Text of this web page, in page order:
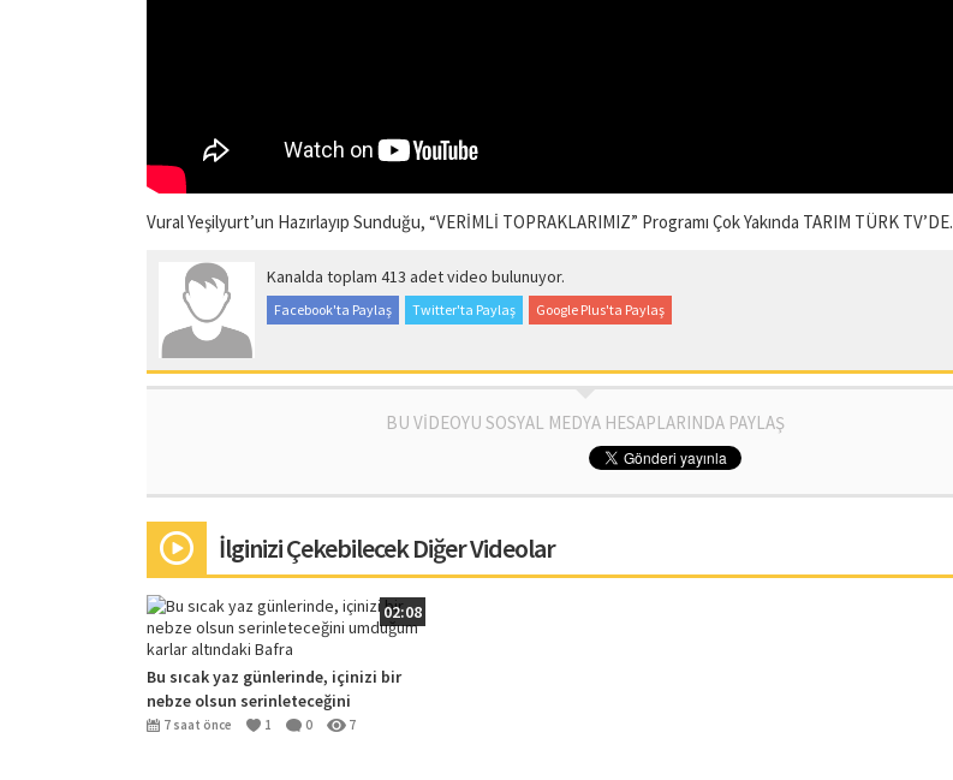
Vural Yeşilyurt’un Hazırlayıp Sunduğu, “VERİMLİ TOPRAKLARIMIZ” Programı Çok Yakında TARIM TÜRK TV’DE.
Kanalda toplam 413 adet video bulunuyor.
Facebook'ta Paylaş Twitter'ta Paylaş Google Plus'ta Paylaş
BU VİDEOYU SOSYAL MEDYA HESAPLARINDA PAYLAŞ
İlginizi Çekebilecek Diğer Videolar
02:08
Bu sıcak yaz günlerinde, içinizi bir
nebze olsun serinleteceğini
umduğum karlar altındaki Bafra
7 saat önce 1 0 7